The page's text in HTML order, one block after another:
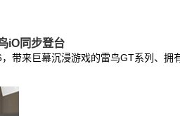
iO同步登台
带来巨幕沉浸游戏的雷鸟GT系列、